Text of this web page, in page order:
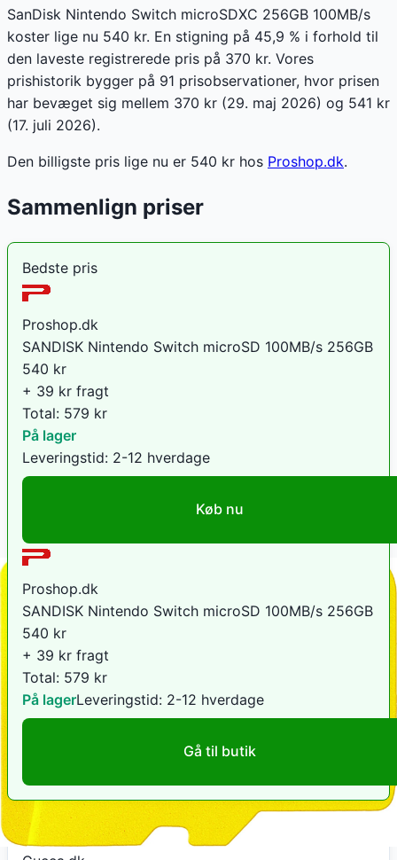
SanDisk Nintendo Switch microSDXC 256GB 100MB/s
koster lige nu 540 kr. En stigning på 45,9 % i forhold til
den laveste registrerede pris på 370 kr. Vores
prishistorik bygger på 91 prisobservationer, hvor prisen
har bevæget sig mellem 370 kr (29. maj 2026) og 541 kr
(17. juli 2026).
Den billigste pris lige nu er 540 kr hos Proshop.dk.
Sammenlign priser
Bedste pris
Proshop.dk
SANDISK Nintendo Switch microSD 100MB/s 256GB
540 kr
+ 39 kr fragt
Total: 579 kr
På lager
Leveringstid: 2-12 hverdage
Køb nu
Proshop.dk
SANDISK Nintendo Switch microSD 100MB/s 256GB
540 kr
+ 39 kr fragt
Total: 579 kr
På lagerLeveringstid: 2-12 hverdage
Gå til butik